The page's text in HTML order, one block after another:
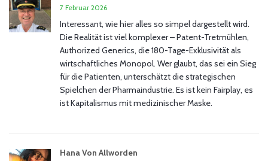
7 Februar 2026
Interessant, wie hier alles so simpel dargestellt wird.
Die Realität ist viel komplexer – Patent-Tretmühlen,
Authorized Generics, die 180-Tage-Exklusivität als
wirtschaftliches Monopol. Wer glaubt, das sei ein Sieg
für die Patienten, unterschätzt die strategischen
Spielchen der Pharmaindustrie. Es ist kein Fairplay, es
ist Kapitalismus mit medizinischer Maske.
Hana Von Allworden